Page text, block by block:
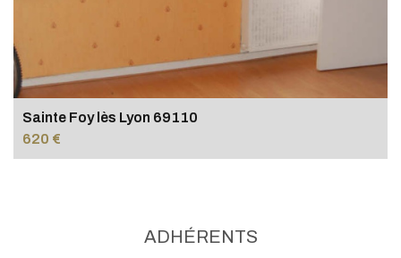
Sainte Foy lès Lyon 69110
620 €
ADHÉRENTS